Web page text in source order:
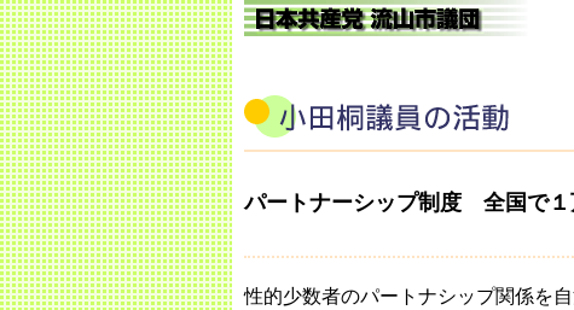
パートナーシップ制度 全国で１
性的少数者のパートナシップ関係を